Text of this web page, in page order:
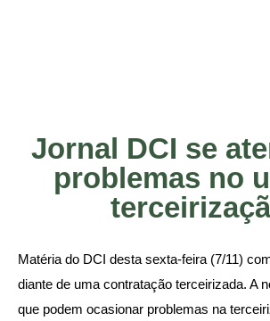
Jornal DCI se
problemas no
Matéria do DCI desta sexta-feira (7/11)
diante de uma contratação terceirizada. A
que podem ocasionar problemas na